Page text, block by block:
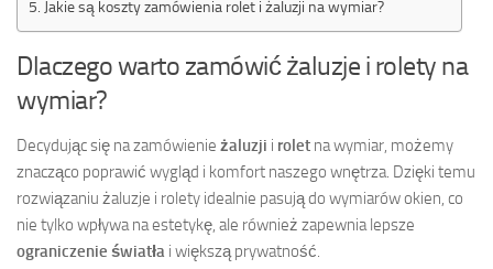
Jakie są koszty zamówienia rolet i żaluzji na wymiar?
Dlaczego warto zamówić żaluzje i rolety na
wymiar?
Decydując się na zamówienie żaluzji i rolet na wymiar, możemy
znacząco poprawić wygląd i komfort naszego wnętrza. Dzięki temu
rozwiązaniu żaluzje i rolety idealnie pasują do wymiarów okien, co
nie tylko wpływa na estetykę, ale również zapewnia lepsze
ograniczenie światła i większą prywatność.